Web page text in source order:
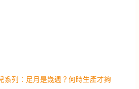
系列：足月是幾週？何時生產才夠